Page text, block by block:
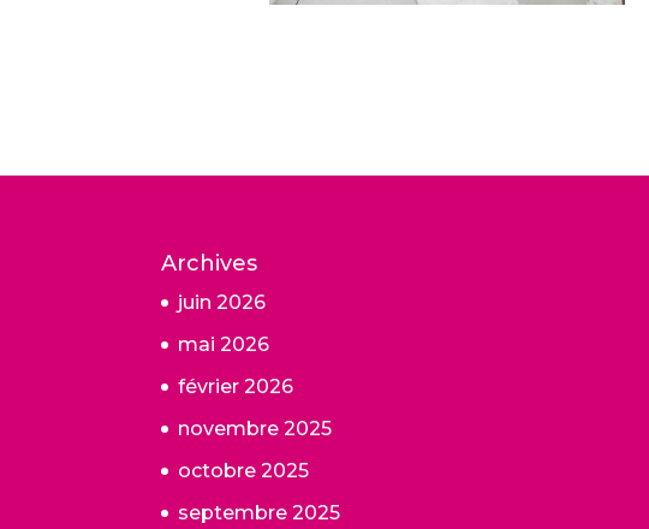
Archives
juin 2026
mai 2026
février 2026
novembre 2025
octobre 2025
septembre 2025